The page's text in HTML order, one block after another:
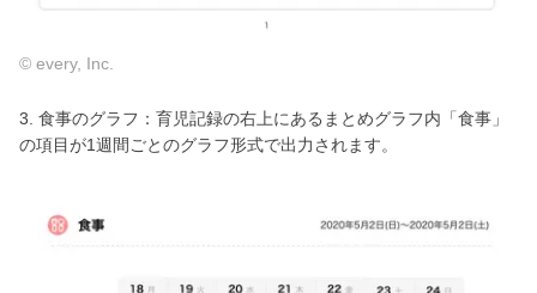
© every, Inc.
3. 食事のグラフ：育児記録の右上にあるまとめグラフ内「食事」
の項目が1週間ごとのグラフ形式で出力されます。